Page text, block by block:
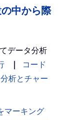
中から際
データ分析
コード
析とチャー
マーキング